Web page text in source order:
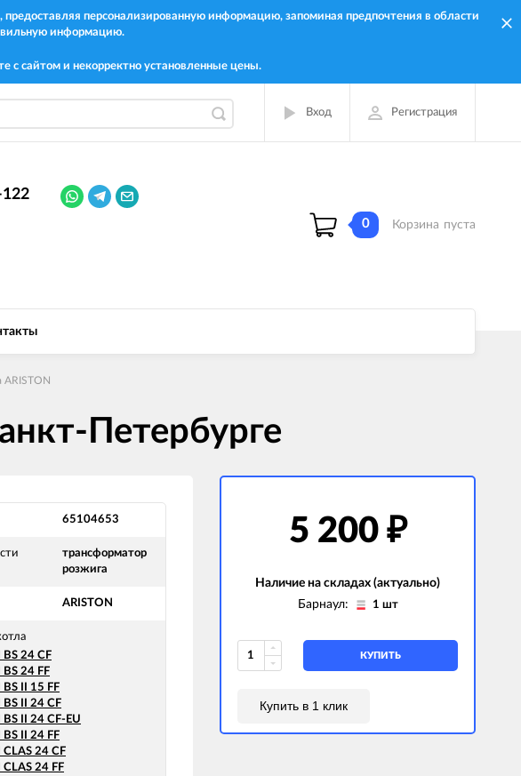
персонализированную информацию, запоминая предпочтения в области
информацию.
сайтом и некорректно установленные цены.
Вход Регистрация
0 Корзина пуста
ARISTON
Петербурге
65104653
трансформатор
розжига
ARISTON
BS 24 CF
BS 24 FF
BS II 15 FF
BS II 24 CF
BS II 24 CF-EU
BS II 24 FF
CLAS 24 CF
CLAS 24 FF
5 200 ₽
Наличие на складах (актуально)
Барнаул:
1 шт
КУПИТЬ
Купить в 1 клик